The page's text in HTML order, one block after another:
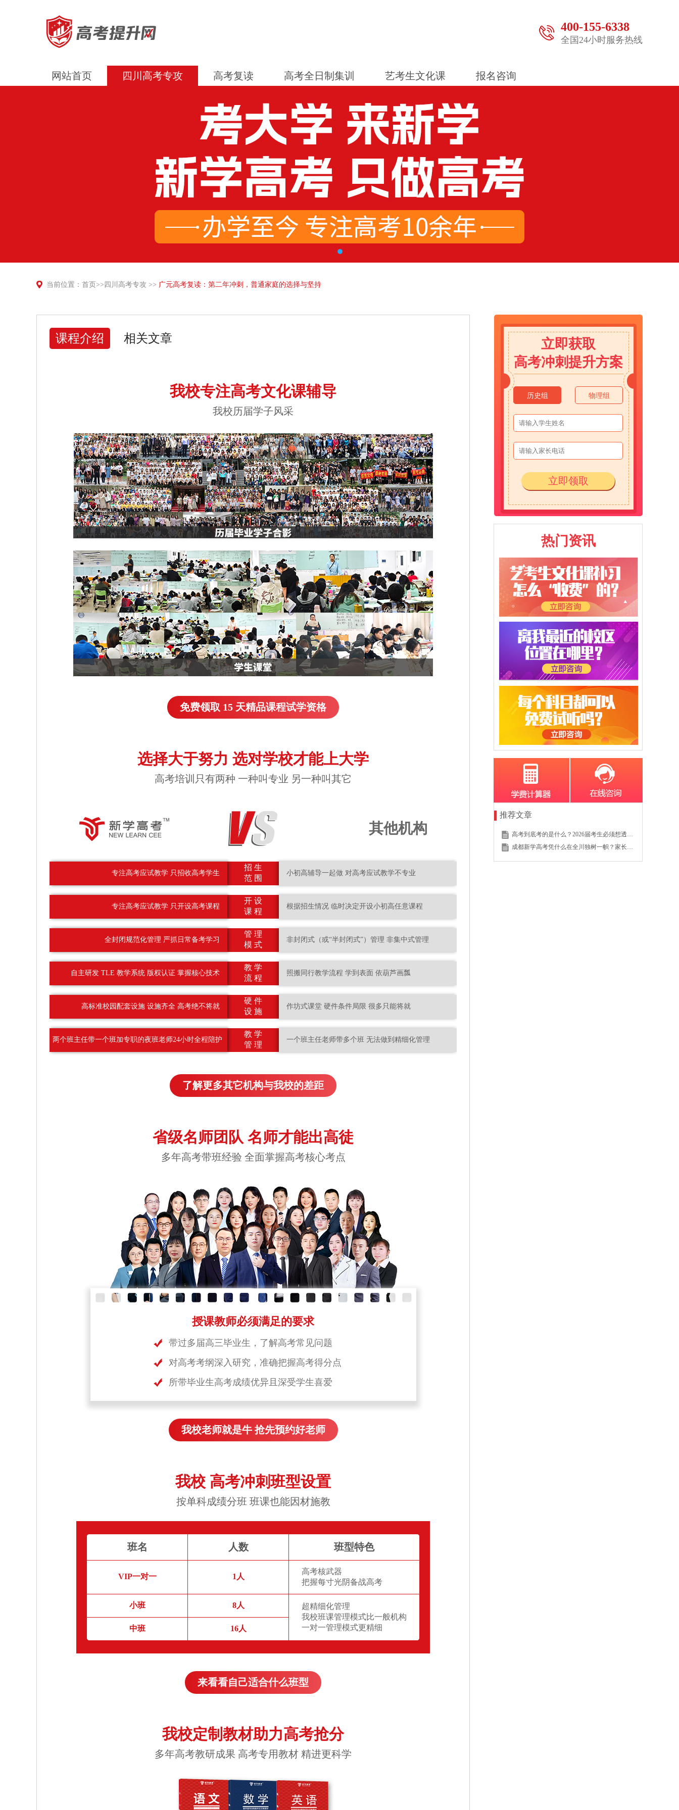
400-155-6338
全国24小时服务热线
网站首页 四川高考专攻 高考复读 高考全日制集训 艺考生文化课 报名咨询
当前位置： 首页 >> 四川高考专攻 >> 广元高考复读：第二年冲刺，普通家庭的选择与坚持
课程介绍 相关文章
我校专注高考文化课辅导
我校历届学子风采
免费领取 15 天精品课程试学资格
选择大于努力 选对学校才能上大学
高考培训只有两种 一种叫专业 另一种叫其它
其他机构
专注高考应试教学 只招收高考学生
专注高考应试教学 只开设高考课程
全封闭规范化管理 严抓日常备考学习
自主研发 TLE 教学系统 版权认证 掌握核心技术
高标准校园配套设施 设施齐全 高考绝不将就
两个班主任带一个班加专职的夜班老师24小时全程陪护
招 生
范 围
开 设
课 程
管 理
模 式
教 学
流 程
硬 件
设 施
教 学
管 理
小初高辅导一起做 对高考应试教学不专业
根据招生情况 临时决定开设小初高任意课程
非封闭式（或“半封闭式”）管理 非集中式管理
照搬同行教学流程 学到表面 依葫芦画瓢
作坊式课堂 硬件条件局限 很多只能将就
一个班主任老师带多个班 无法做到精细化管理
了解更多其它机构与我校的差距
省级名师团队 名师才能出高徒
多年高考带班经验 全面掌握高考核心考点
授课教师必须满足的要求
带过多届高三毕业生，了解高考常见问题
对高考考纲深入研究，准确把握高考得分点
所带毕业生高考成绩优异且深受学生喜爱
我校老师就是牛 抢先预约好老师
我校 高考冲刺班型设置
按单科成绩分班 班课也能因材施教
班名 人数 班型特色
VIP一对一 1人
高考核武器
把握每寸光阴备战高考
小班 8人
超精细化管理
我校班课管理模式比一般机构
一对一管理模式更精细
中班 16人
来看看自己适合什么班型
我校定制教材助力高考抢分
多年高考教研成果 高考专用教材 精进更科学
立即获取
高考冲刺提升方案
历史组 物理组
立即领取
热门资讯
推荐文章
高考到底考的是什么？2026届考生必须想透的这个底层逻辑
成都新学高考凭什么在全川独树一帜？家长的真实选择说明一切